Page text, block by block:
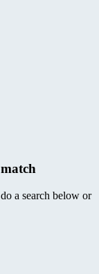
a search below or